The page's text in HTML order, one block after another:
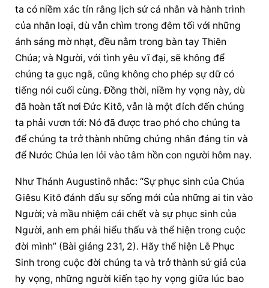
ta có niềm xác tín rằng lịch sử cá nhân và hành trình
của nhân loại, dù vẫn chìm trong đêm tối với những
ánh sáng mờ nhạt, đều nằm trong bàn tay Thiên
Chúa; và Người, với tình yêu vĩ đại, sẽ không để
chúng ta gục ngã, cũng không cho phép sự dữ có
tiếng nói cuối cùng. Đồng thời, niềm hy vọng này, dù
đã hoàn tất nơi Đức Kitô, vẫn là một đích đến chúng
ta phải vươn tới: Nó đã được trao phó cho chúng ta
để chúng ta trở thành những chứng nhân đáng tin và
để Nước Chúa len lỏi vào tâm hồn con người hôm nay.
Như Thánh Augustinô nhắc: “Sự phục sinh của Chúa
Giêsu Kitô đánh dấu sự sống mới của những ai tin vào
Người; và mầu nhiệm cái chết và sự phục sinh của
Người, anh em phải hiểu thấu và thể hiện trong cuộc
đời mình” (Bài giảng 231, 2). Hãy thể hiện Lễ Phục
Sinh trong cuộc đời chúng ta và trở thành sứ giả của
hy vọng, những người kiến tạo hy vọng giữa lúc bao